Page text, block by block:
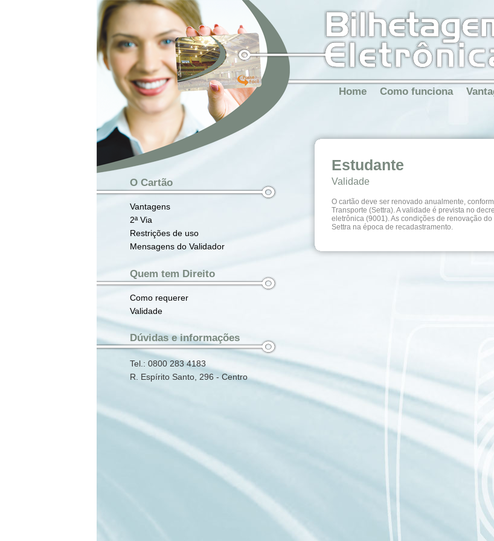
Home Como funciona
O Cartão
Vantagens
2ª Via
Restrições de uso
Mensagens do Validador
Quem tem Direito
Como requerer
Validade
Dúvidas e informações
Tel.: 0800 283 4183
R. Espírito Santo, 296 - Centro
Estudante
Validade
O cartão deve ser renovado anualmente,
Transporte (Settra). A validade é prevista no
eletrônica (9001). As condições de renovação
Settra na época de recadastramento.